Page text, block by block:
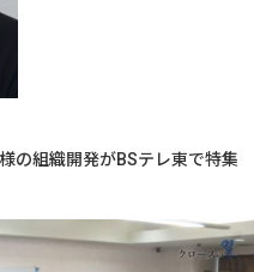
の組織開発がBSテレ東で特集